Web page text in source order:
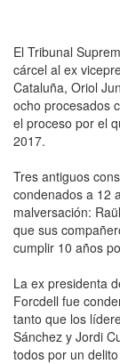
El Tribunal
cárcel al ex
Cataluña, Oriol
ocho procesados
el proceso por el
2017.
Tres antiguos
condenados a 12
malversación:
que sus
cumplir 10 años
La ex presidenta
Forcdell fue
tanto que los
Sánchez y Jordi
todos por un